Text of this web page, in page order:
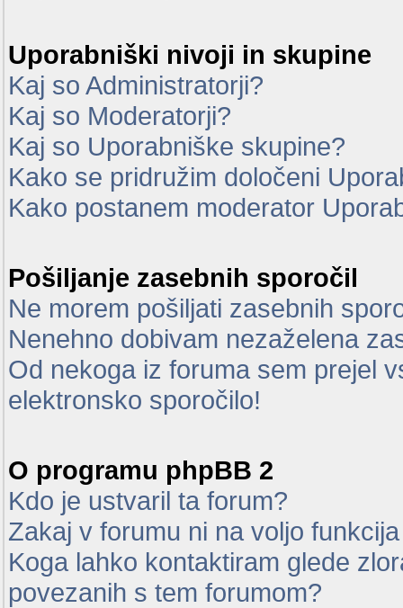
Uporabniški nivoji in skupine
Kaj so Administratorji?
Kaj so Moderatorji?
Kaj so Uporabniške skupine?
Kako se pridružim določeni
Kako postanem moderator
Pošiljanje zasebnih sporočil
Ne morem pošiljati zasebnih
Nenehno dobivam nezaželena
Od nekoga iz foruma sem prejel
elektronsko sporočilo!
O programu phpBB 2
Kdo je ustvaril ta forum?
Zakaj v forumu ni na voljo
Koga lahko kontaktiram glede
povezanih s tem forumom?